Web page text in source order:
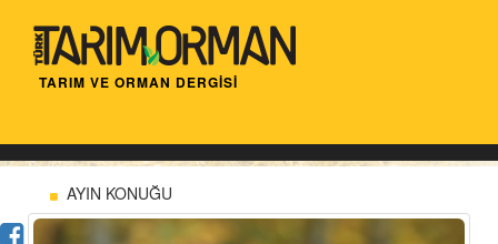
TARIM VE ORMAN DERGİSİ
AYIN KONUĞU